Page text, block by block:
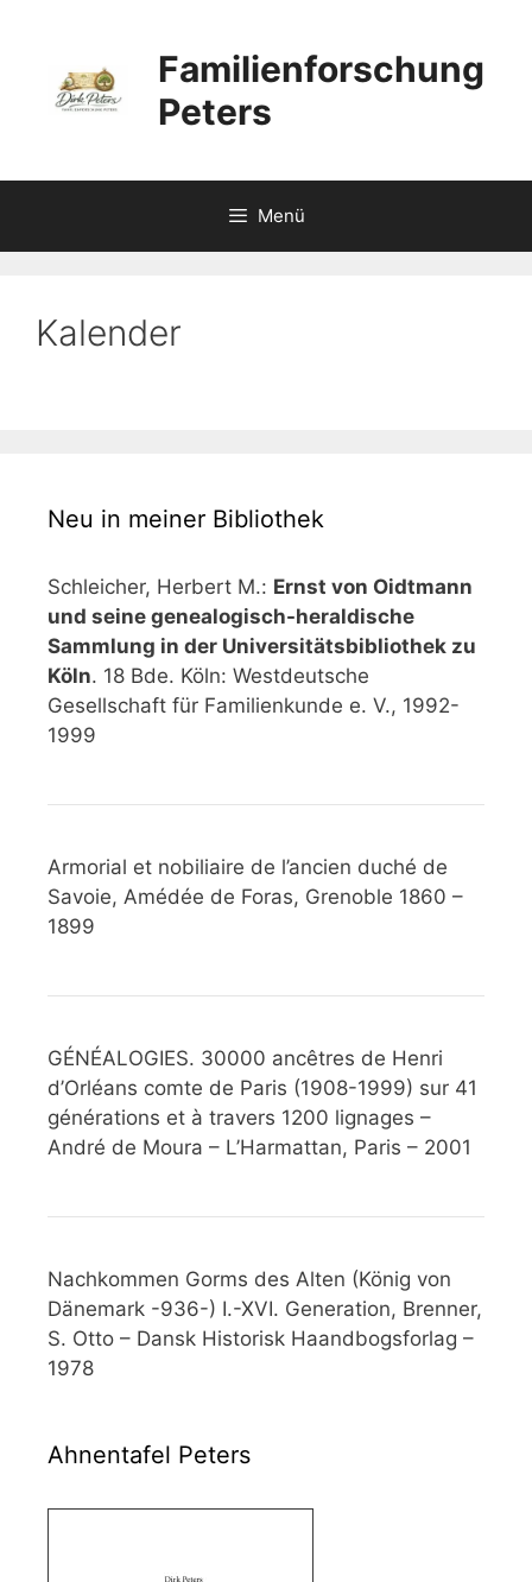
springen
Familienforschung
Peters
Menü
Kalender
Neu in meiner Bibliothek
Schleicher, Herbert M.: Ernst von Oidtmann
und seine genealogisch-heraldische
Sammlung in der Universitätsbibliothek zu
Köln. 18 Bde. Köln: Westdeutsche
Gesellschaft für Familienkunde e. V., 1992-
1999
Armorial et nobiliaire de l’ancien duché de
Savoie, Amédée de Foras, Grenoble 1860 –
1899
GÉNÉALOGIES. 30000 ancêtres de Henri
d’Orléans comte de Paris (1908-1999) sur 41
générations et à travers 1200 lignages –
André de Moura – L’Harmattan, Paris – 2001
Nachkommen Gorms des Alten (König von
Dänemark -936-) I.-XVI. Generation, Brenner,
S. Otto – Dansk Historisk Haandbogsforlag –
1978
Ahnentafel Peters